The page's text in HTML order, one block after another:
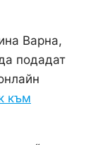
Варна,
подадат
към